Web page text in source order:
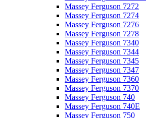
Massey Ferguson 7272
Massey Ferguson 7274
Massey Ferguson 7276
Massey Ferguson 7278
Massey Ferguson 7340
Massey Ferguson 7344
Massey Ferguson 7345
Massey Ferguson 7347
Massey Ferguson 7360
Massey Ferguson 7370
Massey Ferguson 740
Massey Ferguson 740E
Massey Ferguson 750